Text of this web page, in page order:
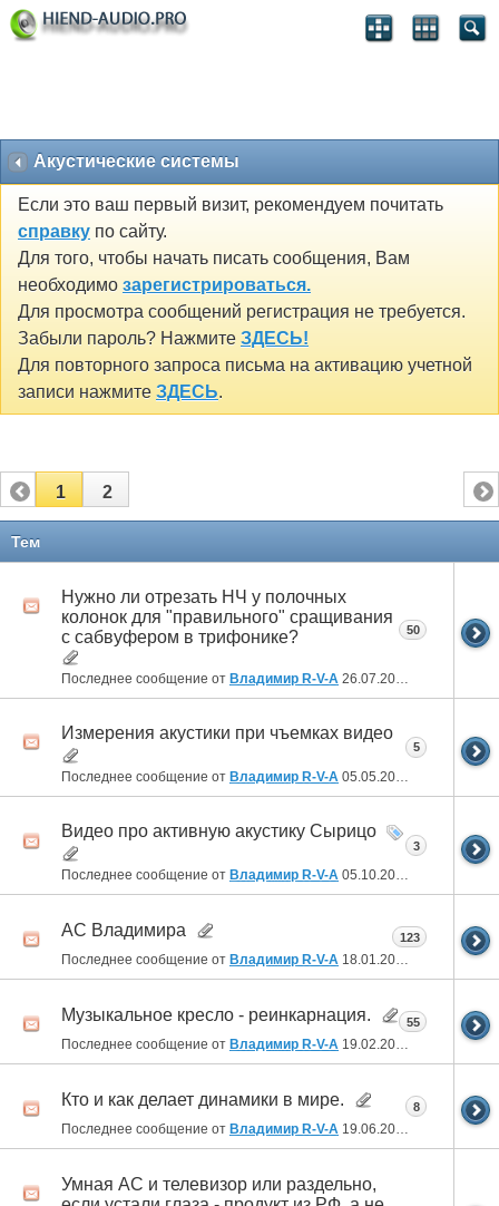
Акустические системы
Если это ваш первый визит, рекомендуем почитать
справку по сайту.
Для того, чтобы начать писать сообщения, Вам
необходимо зарегистрироваться.
Для просмотра сообщений регистрация не требуется.
Забыли пароль? Нажмите ЗДЕСЬ!
Для повторного запроса письма на активацию учетной
записи нажмите ЗДЕСЬ.
1 2
Тем
Нужно ли отрезать НЧ у полочных
колонок для "правильного" сращивания
с сабвуфером в трифонике?
Последнее сообщение от Владимир R-V-A 26.07.2026
50
Измерения акустики при чъемках видео
Последнее сообщение от Владимир R-V-A 05.05.2026
5
Видео про активную акустику Сырицо
Последнее сообщение от Владимир R-V-A 05.10.2025
3
АС Владимира
Последнее сообщение от Владимир R-V-A 18.01.2025
123
Музыкальное кресло - реинкарнация.
Последнее сообщение от Владимир R-V-A 19.02.2024
55
Кто и как делает динамики в мире.
Последнее сообщение от Владимир R-V-A 19.06.2023
8
Умная АС и телевизор или раздельно,